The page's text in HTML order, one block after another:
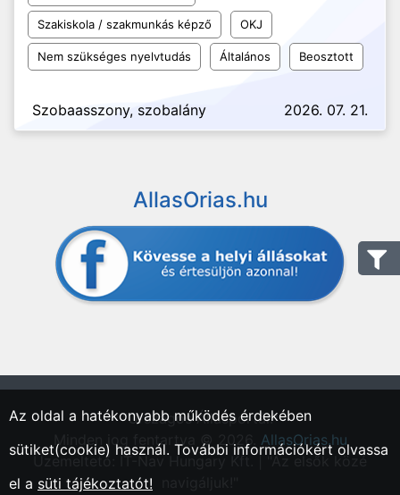
Szakiskola / szakmunkás képző OKJ
Nem szükséges nyelvtudás Általános Beosztott
Szobaasszony, szobalány 2026. 07. 21.
AllasOrias.hu
"Országos Állásportál."
Minden jog fentartva © 2026. AllasOrias.hu
Üzemeltető: IT-Nav Hungary Kft. | "Az elsők közé
Az oldal a hatékonyabb működés érdekében
sütiket(cookie) használ. További információkért olvassa
el a süti tájékoztatót!